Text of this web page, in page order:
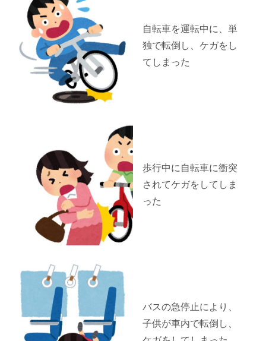
自転車を運転中に、単
独で転倒し、ケガをし
てしまった
歩行中に自転車に衝突
されてケガをしてしま
った
バスの急停止により、
子供が車内で転倒し、